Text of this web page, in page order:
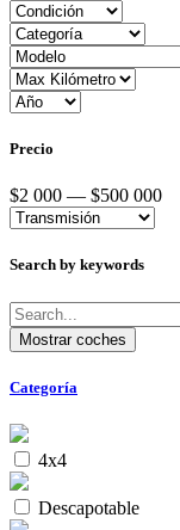
Precio
$2 000 — $500 000
Search by keywords
Categoría
4x4
Descapotable